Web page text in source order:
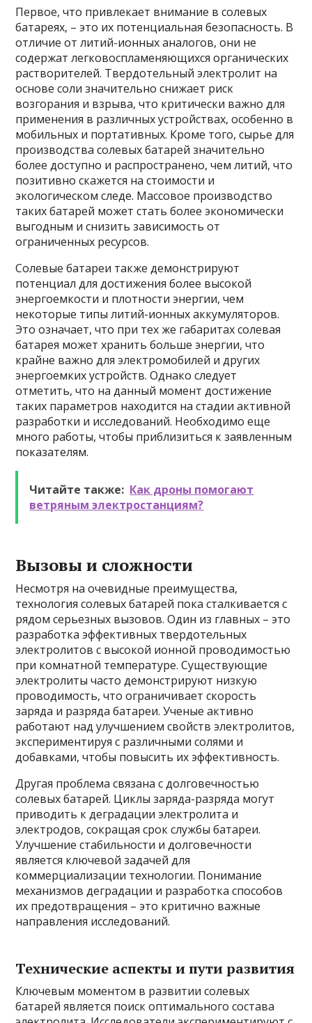
Первое, что привлекает внимание в солевых
батареях, – это их потенциальная безопасность. В
отличие от литий-ионных аналогов, они не
содержат легковоспламеняющихся органических
растворителей. Твердотельный электролит на
основе соли значительно снижает риск
возгорания и взрыва, что критически важно для
применения в различных устройствах, особенно в
мобильных и портативных. Кроме того, сырье для
производства солевых батарей значительно
более доступно и распространено, чем литий, что
позитивно скажется на стоимости и
экологическом следе. Массовое производство
таких батарей может стать более экономически
выгодным и снизить зависимость от
ограниченных ресурсов.
Солевые батареи также демонстрируют
потенциал для достижения более высокой
энергоемкости и плотности энергии, чем
некоторые типы литий-ионных аккумуляторов.
Это означает, что при тех же габаритах солевая
батарея может хранить больше энергии, что
крайне важно для электромобилей и других
энергоемких устройств. Однако следует
отметить, что на данный момент достижение
таких параметров находится на стадии активной
разработки и исследований. Необходимо еще
много работы, чтобы приблизиться к заявленным
показателям.
Читайте также: Как дроны помогают
ветряным электростанциям?
Вызовы и сложности
Несмотря на очевидные преимущества,
технология солевых батарей пока сталкивается с
рядом серьезных вызовов. Один из главных – это
разработка эффективных твердотельных
электролитов с высокой ионной проводимостью
при комнатной температуре. Существующие
электролиты часто демонстрируют низкую
проводимость, что ограничивает скорость
заряда и разряда батареи. Ученые активно
работают над улучшением свойств электролитов,
экспериментируя с различными солями и
добавками, чтобы повысить их эффективность.
Другая проблема связана с долговечностью
солевых батарей. Циклы заряда-разряда могут
приводить к деградации электролита и
электродов, сокращая срок службы батареи.
Улучшение стабильности и долговечности
является ключевой задачей для
коммерциализации технологии. Понимание
механизмов деградации и разработка способов
их предотвращения – это критично важные
направления исследований.
Технические аспекты и пути развития
Ключевым моментом в развитии солевых
батарей является поиск оптимального состава